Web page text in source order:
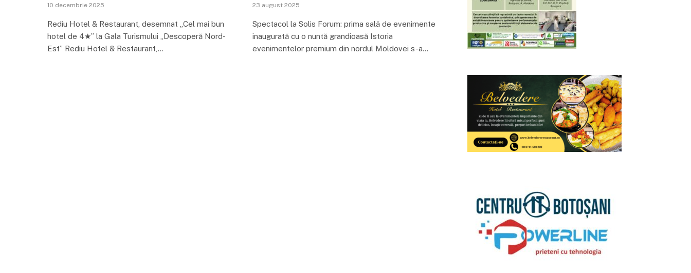
10 decembrie 2025
Rediu Hotel & Restaurant, desemnat „Cel mai bun
hotel de 4★” la Gala Turismului „Descoperă Nord-
Est” Rediu Hotel & Restaurant,…
23 august 2025
Spectacol la Solis Forum: prima sală de evenimente
inaugurată cu o nuntă grandioasă Istoria
evenimentelor premium din nordul Moldovei s-a…